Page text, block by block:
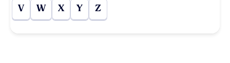
V W X Y Z